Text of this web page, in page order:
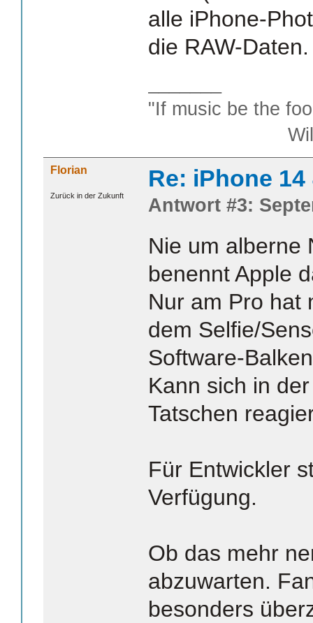
alle iPhone-
die RAW-Daten.
"If music be the
William
Florian
Zurück in der Zukunft
Re: iPhone
Antwort #3:
Nie um alberne
benennt Apple
Nur am Pro hat
dem Selfie/
Software-
Kann sich in
Tatschen
Für Entwickler
Verfügung.
Ob das mehr
abzuwarten.
besonders